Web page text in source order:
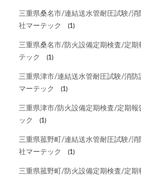
三重県桑名市/連結送水管耐圧試験/
社マーテック
(1)
三重県桑名市/防火設備定期検査/定
テック
(1)
三重県津市/連結送水管耐圧試験/消
マーテック
(1)
三重県津市/防火設備定期検査/定期
ック
(1)
三重県菰野町/連結送水管耐圧試験/
社マーテック
(1)
三重県菰野町/防火設備定期検査/定